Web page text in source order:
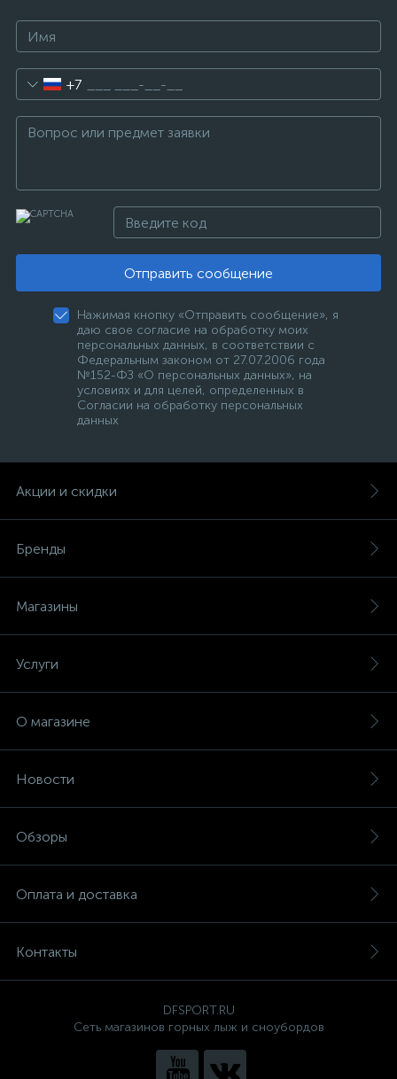
+7
Отправить сообщение
Нажимая кнопку «Отправить сообщение», я
даю свое согласие на обработку моих
персональных данных, в соответствии с
Федеральным законом от 27.07.2006 года
№152-ФЗ «О персональных данных», на
условиях и для целей, определенных в
Согласии на обработку персональных
данных
Акции и скидки
Бренды
Магазины
Услуги
О магазине
Новости
Обзоры
Оплата и доставка
Контакты
DFSPORT.RU
Сеть магазинов горных лыж и сноубордов